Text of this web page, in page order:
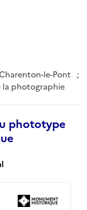
le-Pont ;
photographie
phototype